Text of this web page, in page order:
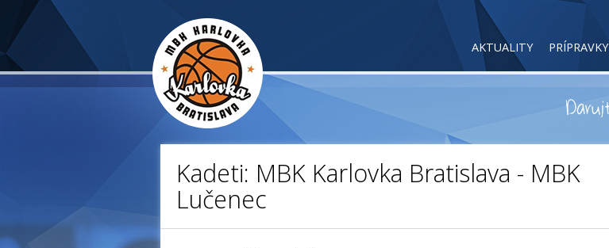
AKTUALITY PRÍPRAVKY
Kadeti: MBK Karlovka Bratislava - MBK
Lučenec